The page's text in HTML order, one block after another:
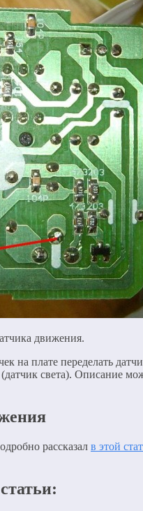
движения.
на плате переделать
света). Описание
рассказал в этой